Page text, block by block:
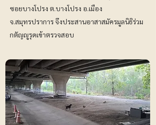
ซอยบางโปรง ต.บางโปรง อ.เมือง
จ.สมุทรปราการ จึงประสานอาสาสมัครมูลนิธิร่วม
กตัญญูรุดเข้าตรวจสอบ